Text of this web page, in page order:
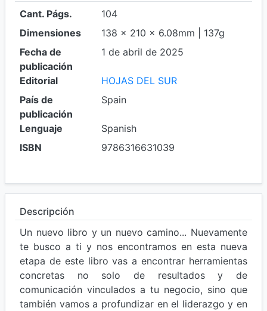
Cant. Págs.
104
Dimensiones
138 x 210 x 6.08mm | 137g
Fecha de
publicación
1 de abril de 2025
Editorial
HOJAS DEL SUR
País de
publicación
Spain
Lenguaje
Spanish
ISBN
9786316631039
Descripción
Un nuevo libro y un nuevo camino... Nuevamente
te busco a ti y nos encontramos en esta nueva
etapa de este libro vas a encontrar herramientas
concretas no solo de resultados y de
comunicación vinculados a tu negocio, sino que
también vamos a profundizar en el liderazgo y en